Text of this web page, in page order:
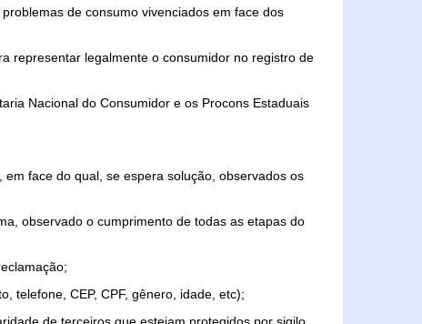
de consumo vivenciados em face dos
representar legalmente o consumidor no registro de
Nacional do Consumidor e os Procons Estaduais
face do qual, se espera solução, observados os
observado o cumprimento de todas as etapas do
telefone, CEP, CPF, gênero, idade, etc);
de terceiros que estejam protegidos por sigilo